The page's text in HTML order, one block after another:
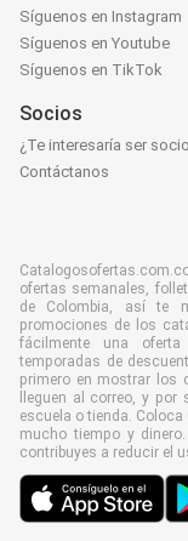
Síguenos en Instagram
Síguenos en Youtube
Síguenos en TikTok
Socios
¿Te interesaría ser
Contáctanos
ofertas semanales,
de Colombia, así te
promociones de los
fácilmente una
temporadas de
primero en mostrar los
lleguen al correo, y
escuela o tienda.
mucho tiempo y
contribuyes a reducir el